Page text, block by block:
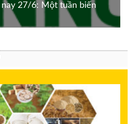
27/6: Một tuần biến